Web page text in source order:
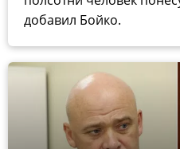
добавил Бойко.